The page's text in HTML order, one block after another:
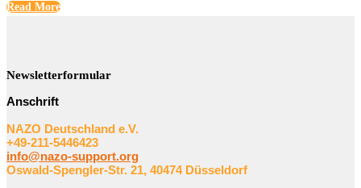
Read More
Newsletterformular
Anschrift
NAZO Deutschland e.V.
+49-211-5446423
info@nazo-support.org
Oswald-Spengler-Str. 21, 40474 Düsseldorf